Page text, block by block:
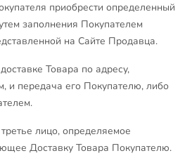
приобрести определенный
заполнения Покупателем
на Сайте Продавца.
Товара по адресу,
и передача его Покупателю, либо
лицо, определяемое
Доставку Товара Покупателю.